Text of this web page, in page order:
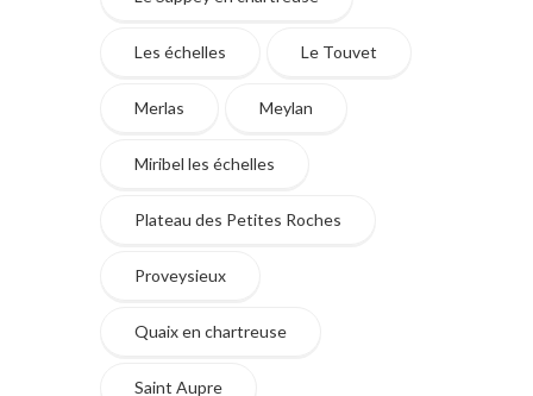
Les échelles Le Touvet
Merlas Meylan
Miribel les échelles
Plateau des Petites Roches
Proveysieux
Quaix en chartreuse
Saint Aupre